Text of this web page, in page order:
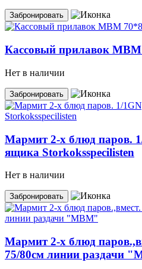
Забронировать
Кассовый прилавок
Нет в наличии
Забронировать
Мармит 2-х блюд паров.
ящика Storkoksspecilisten
Нет в наличии
Забронировать
Мармит 2-х блюд
75/80см линии раздачи